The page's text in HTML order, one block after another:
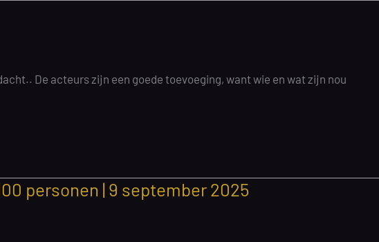
De acteurs zijn een goede toevoeging, want wie en wat zijn nou
personen | 9 september 2025